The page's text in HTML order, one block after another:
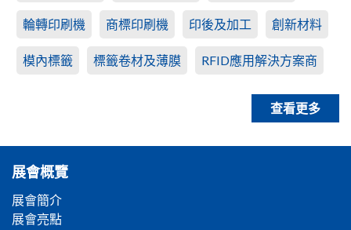
輪轉印刷機 商標印刷機 印後及加工 創新材料
模內標籤 標籤卷材及薄膜 RFID應用解決方案商
查看更多
展會概覽
展會簡介
展會亮點